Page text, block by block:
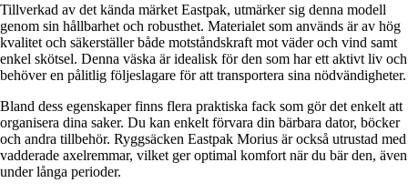
Tillverkad av det kända märket Eastpak, utmärker sig denna modell
genom sin hållbarhet och robusthet. Materialet som används är av hög
kvalitet och säkerställer både motståndskraft mot väder och vind samt
enkel skötsel. Denna väska är idealisk för den som har ett aktivt liv och
behöver en pålitlig följeslagare för att transportera sina nödvändigheter.
Bland dess egenskaper finns flera praktiska fack som gör det enkelt att
organisera dina saker. Du kan enkelt förvara din bärbara dator, böcker
och andra tillbehör. Ryggsäcken Eastpak Morius är också utrustad med
vadderade axelremmar, vilket ger optimal komfort när du bär den, även
under långa perioder.